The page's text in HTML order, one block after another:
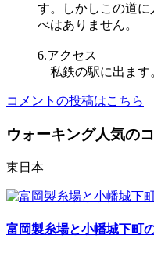
す。しかしこの道
べはありません。
6.アクセス
私鉄の駅に出ます
コメントの投稿はこちら
ウォーキング人気の
東日本
富岡製糸場と小幡城下町